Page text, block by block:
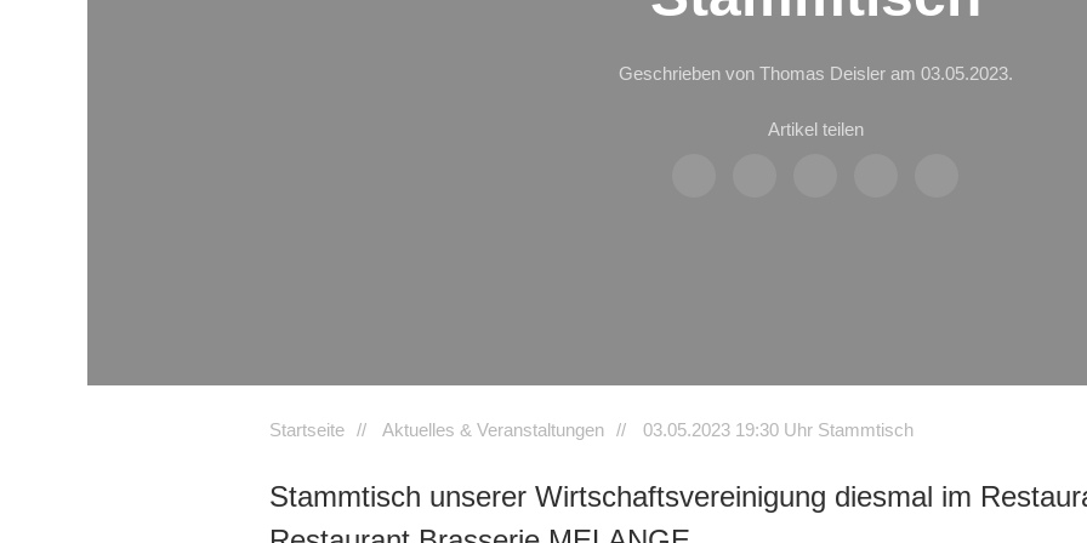
Geschrieben von Thomas Deisler am 03.05.2023.
Artikel teilen
Startseite Aktuelles & Veranstaltungen 03.05.2023 19:30 Uhr Stammtisch
Stammtisch unserer Wirtschaftsvereinigung diesmal im